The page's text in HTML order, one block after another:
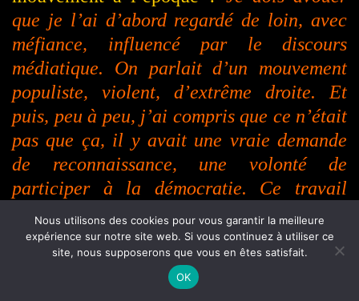
que je l’ai d’abord regardé de loin, avec
méfiance, influencé par le discours
médiatique. On parlait d’un mouvement
populiste, violent, d’extrême droite. Et
puis, peu à peu, j’ai compris que ce n’était
pas que ça, il y avait une vraie demande
de reconnaissance, une volonté de
participer à la démocratie. Ce travail
citoyen a été balayé.
Le personnage de Stéphanie est pris entre
Nous utilisons des cookies pour vous garantir la meilleure
expérience sur notre site web. Si vous continuez à utiliser ce
site, nous supposerons que vous en êtes satisfait.
OK